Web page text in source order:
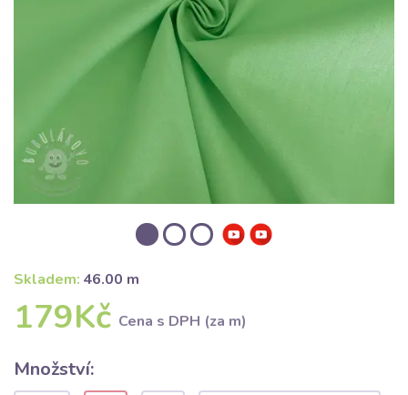
Skladem: 46.00 m
179Kč Cena s DPH (za m)
Množství: